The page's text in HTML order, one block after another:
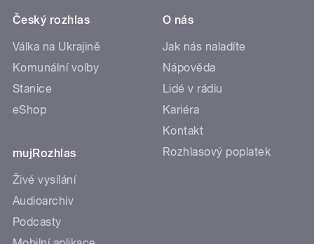
Český rozhlas
Válka na Ukrajině
Komunální volby
Stanice
eShop
mujRozhlas
Živé vysílání
Audioarchiv
Podcasty
O nás
Jak nás naladíte
Nápověda
Lidé v rádiu
Kariéra
Kontakt
Rozhlasový poplatek